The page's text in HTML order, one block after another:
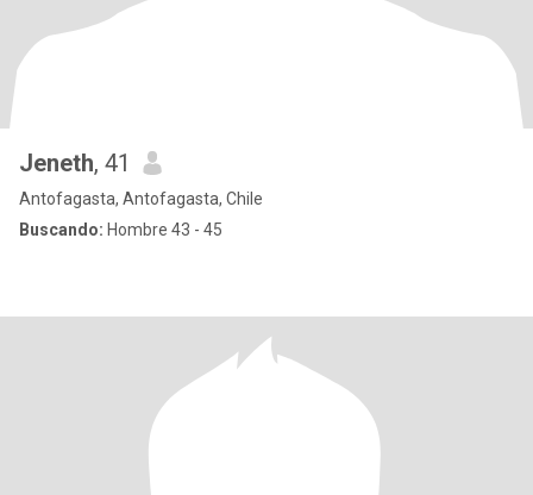
Jeneth, 41
Antofagasta, Antofagasta, Chile
Buscando: Hombre 43 - 45